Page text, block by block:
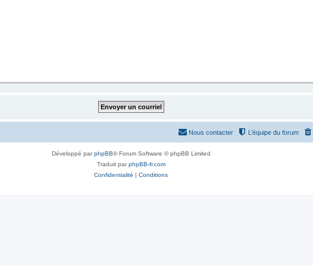
L’équipe du forum
Nous contacter
Développé parphpBB® Forum Software © phpBB Limited
Traduit parphpBB-fr.com
Confidentialité | Conditions